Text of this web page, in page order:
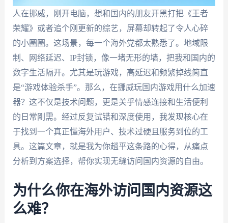
人在挪威，刚开电脑，想和国内的朋友开黑打把《王者
荣耀》或者追个刚更新的综艺，屏幕却转起了令人心碎
的小圈圈。这场景，每一个海外党都太熟悉了。地域限
制、网络延迟、IP封锁，像一堵无形的墙，把我和国内的
数字生活隔开。尤其是玩游戏，高延迟和频繁掉线简直
是“游戏体验杀手”。那么，在挪威玩国内游戏用什么加速
器？这不仅是技术问题，更是关乎情感连接和生活便利
的日常刚需。经过反复试错和深度使用，我发现核心在
于找到一个真正懂海外用户、技术过硬且服务到位的工
具。这篇文章，就是我为你趟平这条路的心得，从痛点
分析到方案选择，帮你实现无缝访问国内资源的自由。
为什么你在海外访问国内资源这
么难？